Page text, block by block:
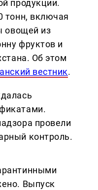
продукции.
тонн, включая
овощей из
фруктов и
Об этом
вестник.
провели
контроль.
Выпуск